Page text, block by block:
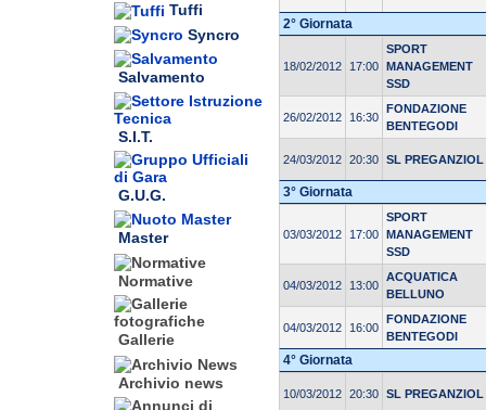
Tuffi
Syncro
Salvamento
S.I.T.
G.U.G.
Master
Normative
Gallerie
Archivio news
2° Giornata
18/02/2012 17:00
SPORT
MANAGEMENT
SSD
26/02/2012 16:30
FONDAZIONE
BENTEGODI
24/03/2012 20:30 SL PREGANZIOL
3° Giornata
03/03/2012 17:00
SPORT
MANAGEMENT
SSD
04/03/2012 13:00
ACQUATICA
BELLUNO
04/03/2012 16:00
FONDAZIONE
BENTEGODI
4° Giornata
10/03/2012 20:30 SL PREGANZIOL